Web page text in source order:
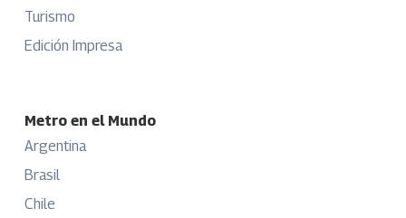
Turismo
Edición Impresa
Metro en el Mundo
Argentina
Brasil
Chile